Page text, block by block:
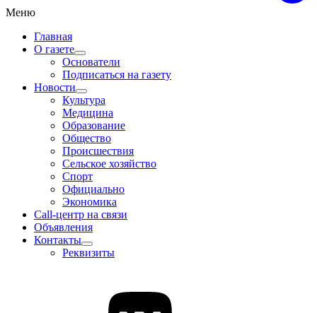
Меню
Главная
О газете
Основатели
Подписаться на газету
Новости
Культура
Медицина
Образование
Общество
Происшествия
Сельское хозяйство
Спорт
Официально
Экономика
Call-центр на связи
Объявления
Контакты
Реквизиты